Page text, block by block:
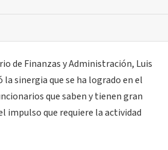
de Finanzas y Administración, Luis
la sinergia que se ha logrado en el
que saben y tienen gran
impulso que requiere la actividad